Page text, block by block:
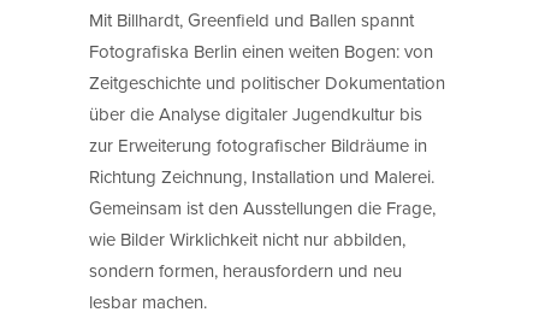
Mit Billhardt, Greenfield und Ballen spannt
Fotografiska Berlin einen weiten Bogen: von
Zeitgeschichte und politischer Dokumentation
über die Analyse digitaler Jugendkultur bis
zur Erweiterung fotografischer Bildräume in
Richtung Zeichnung, Installation und Malerei.
Gemeinsam ist den Ausstellungen die Frage,
wie Bilder Wirklichkeit nicht nur abbilden,
sondern formen, herausfordern und neu
lesbar machen.